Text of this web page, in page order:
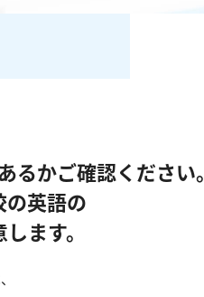
かご確認ください。
英語の
ます。